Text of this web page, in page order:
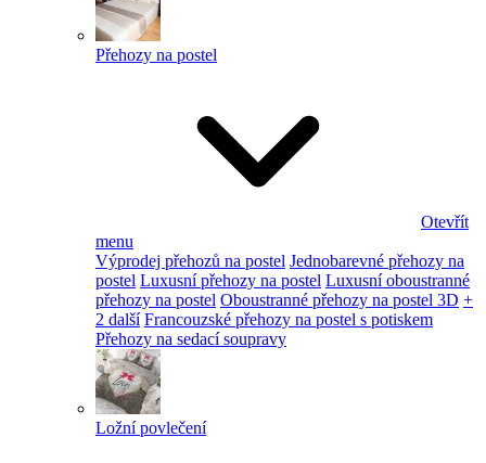
Přehozy na postel
Otevřít
menu
Výprodej přehozů na postel Jednobarevné přehozy na
postel Luxusní přehozy na postel Luxusní oboustranné
přehozy na postel Oboustranné přehozy na postel 3D +
2 další Francouzské přehozy na postel s potiskem
Přehozy na sedací soupravy
Ložní povlečení